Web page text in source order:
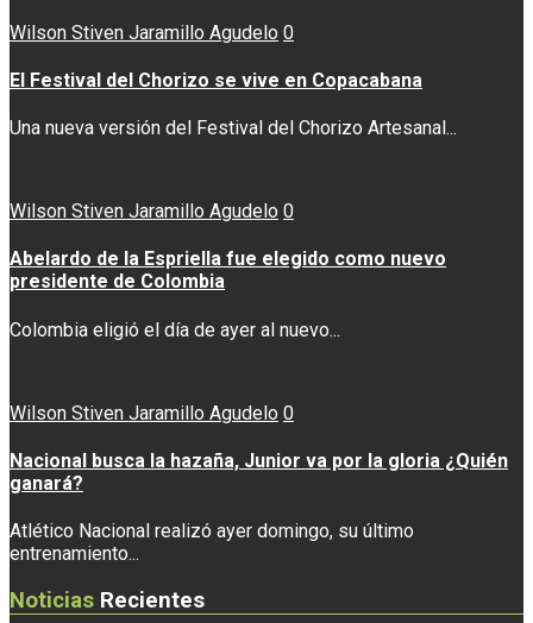
Wilson Stiven Jaramillo Agudelo 0
El Festival del Chorizo se vive en Copacabana
Una nueva versión del Festival del Chorizo Artesanal...
Wilson Stiven Jaramillo Agudelo 0
Abelardo de la Espriella fue elegido como nuevo
presidente de Colombia
Colombia eligió el día de ayer al nuevo...
Wilson Stiven Jaramillo Agudelo 0
Nacional busca la hazaña, Junior va por la gloria ¿Quién
ganará?
Atlético Nacional realizó ayer domingo, su último
entrenamiento...
Noticias Recientes